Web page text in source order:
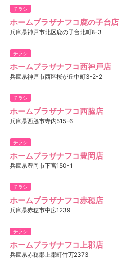
チラシ
ホームプラザナフコ鹿の子台店
兵庫県神戸市北区鹿の子台北町8-3
チラシ
ホームプラザナフコ西神戸店
兵庫県神戸市西区桜が丘中町3-2-2
チラシ
ホームプラザナフコ西脇店
兵庫県西脇市寺内515-6
チラシ
ホームプラザナフコ豊岡店
兵庫県豊岡市下宮150-1
チラシ
ホームプラザナフコ赤穂店
兵庫県赤穂市中広1239
チラシ
ホームプラザナフコ上郡店
兵庫県赤穂郡上郡町竹万2373